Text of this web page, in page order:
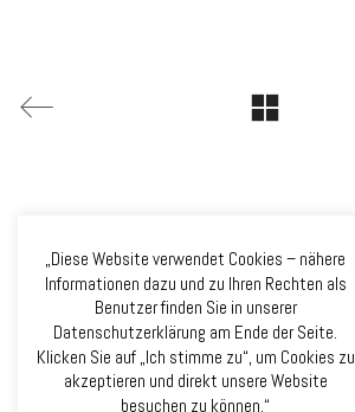
„Diese Website verwendet Cookies – nähere
Informationen dazu und zu Ihren Rechten als
Benutzer finden Sie in unserer
Datenschutzerklärung am Ende der Seite.
Klicken Sie auf „Ich stimme zu“, um Cookies zu
akzeptieren und direkt unsere Website
besuchen zu können.“